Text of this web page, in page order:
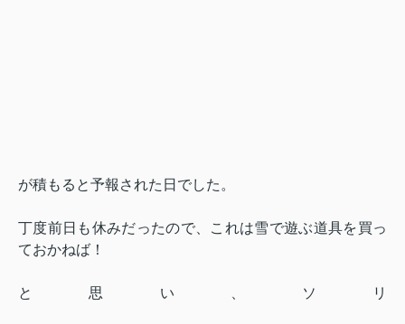
が積もると予報された日でした。
丁度前日も休みだったので、これは雪で遊ぶ道具を買っ
ておかねば！
と思い、ソリ